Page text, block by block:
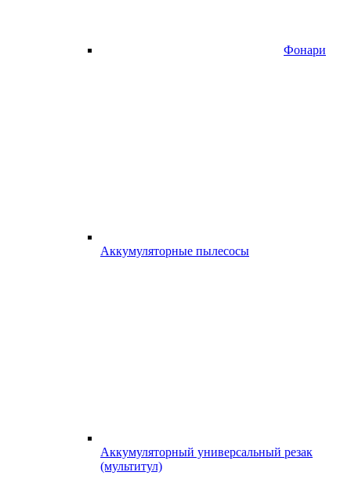
Фонари
Аккумуляторные пылесосы
Аккумуляторный универсальный резак
(мультитул)